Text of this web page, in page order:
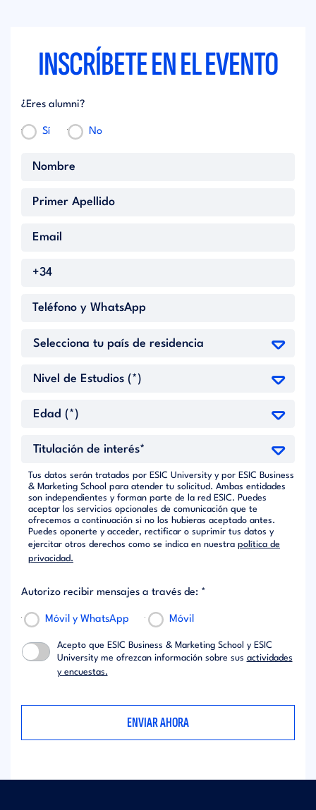
INSCRÍBETE EN EL EVENTO
¿Eres alumni?
Sí No
Tus datos serán tratados por ESIC University y por ESIC Business
& Marketing School para atender tu solicitud. Ambas entidades
son independientes y forman parte de la red ESIC. Puedes
aceptar los servicios opcionales de comunicación que te
ofrecemos a continuación si no los hubieras aceptado antes.
Puedes oponerte y acceder, rectificar o suprimir tus datos y
ejercitar otros derechos como se indica en nuestra política de
privacidad.
Autorizo recibir mensajes a través de: *
Móvil y WhatsApp Móvil
Acepto que ESIC Business & Marketing School y ESIC
University me ofrezcan información sobre sus actividades
y encuestas.